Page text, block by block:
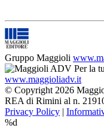
Gruppo Maggioli
Per la
www.maggioliadv.it
© Copyright 2026
REA di Rimini al n.
Privacy Policy |
%d